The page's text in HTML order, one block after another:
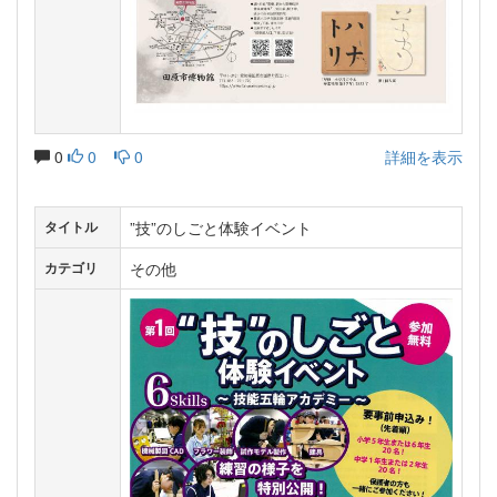
0 0 0 詳細を表示
タイトル ”技”のしごと体験イベント
カテゴリ その他